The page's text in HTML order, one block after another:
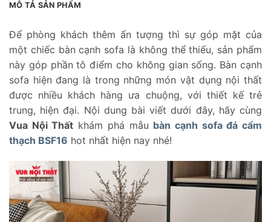
MÔ TẢ SẢN PHẨM
Để phòng khách thêm ấn tượng thì sự góp mặt của
một chiếc bàn cạnh sofa là không thể thiếu, sản phẩm
này góp phần tô điểm cho không gian sống. Bàn cạnh
sofa hiện đang là trong những món vật dụng nội thất
được nhiều khách hàng ưa chuộng, với thiết kế trẻ
trung, hiện đại. Nội dung bài viết dưới đây, hãy cùng
Vua Nội Thất khám phá mẫu bàn cạnh sofa đá cẩm
thạch BSF16 hot nhất hiện nay nhé!